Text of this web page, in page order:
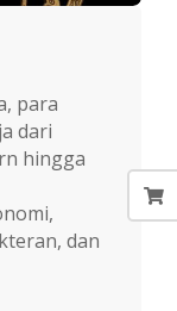
para
dari
hingga
dan